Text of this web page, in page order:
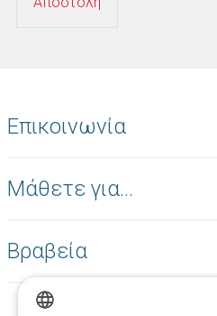
Επικοινωνία
Μάθετε για...
Βραβεία